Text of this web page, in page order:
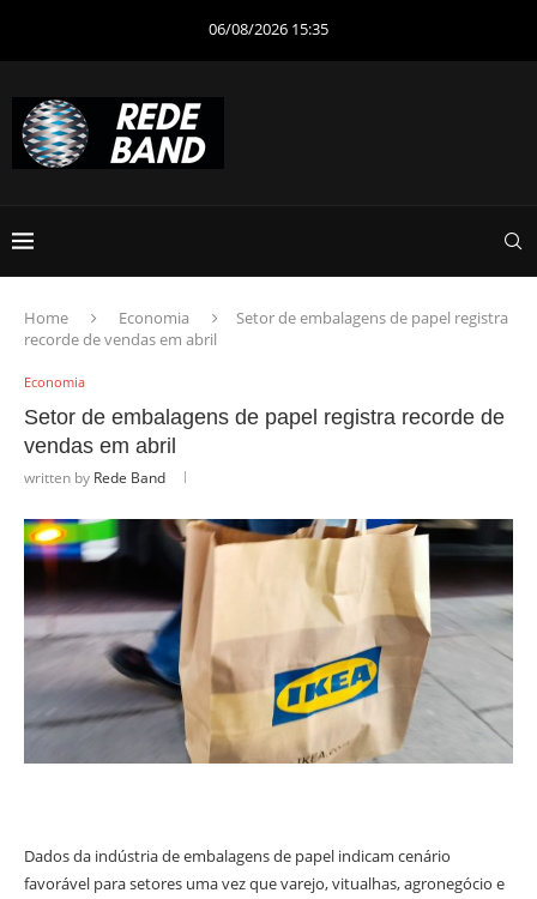
06/08/2026 15:35
Home Economia
Setor de embalagens de papel registra
recorde de vendas em abril
Economia
Setor de embalagens de papel registra recorde de
vendas em abril
written by Rede Band
Dados da indústria de embalagens de papel indicam cenário
favorável para setores uma vez que varejo, vitualhas, agronegócio e